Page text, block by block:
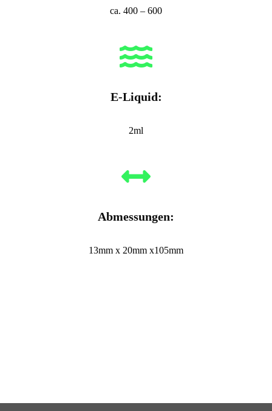
ca. 400 – 600
E-Liquid:
2ml
Abmessungen:
13mm x 20mm x105mm